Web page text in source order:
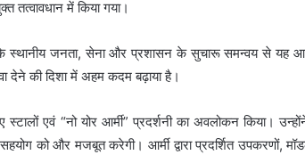
तत्वावधान में किया गया।
स्थानीय जनता, सेना और प्रशासन के सुचारू समन्वय से यह
देने की दिशा में अहम कदम बढ़ाया है।
एवं “नो योर आर्मी” प्रदर्शनी का अवलोकन किया।
को और मजबूत करेगी। आर्मी द्वारा प्रदर्शित उपकरणों,